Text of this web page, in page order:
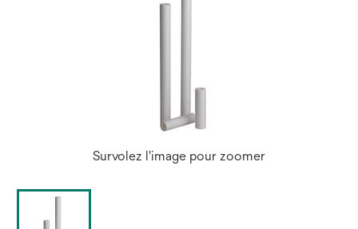
Survolez l'image pour zoomer